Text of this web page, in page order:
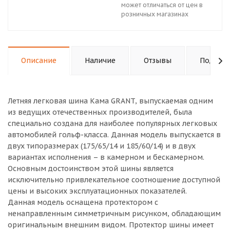
может отличаться от цен в
розничных магазинах
Описание Наличие Отзывы
Летняя легковая шина Кама GRANT, выпускаемая одним
из ведущих отечественных производителей, была
специально создана для наиболее популярных легковых
автомобилей гольф-класса. Данная модель выпускается в
двух типоразмерах (175/65/14 и 185/60/14) и в двух
вариантах исполнения – в камерном и бескамерном.
Основным достоинством этой шины является
исключительно привлекательное соотношение доступной
цены и высоких эксплуатационных показателей.
Данная модель оснащена протектором с
ненаправленным симметричным рисунком, обладающим
оригинальным внешним видом. Протектор шины имеет